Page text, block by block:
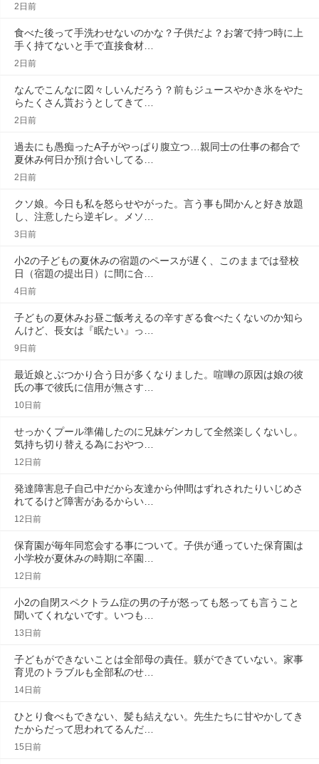
2日前
食べた後って手洗わせないのかな？子供だよ？お箸で持つ時に上
手く持てないと手で直接食材…
2日前
なんでこんなに図々しいんだろう？前もジュースやかき氷をやた
らたくさん貰おうとしてきて…
2日前
過去にも愚痴ったA子がやっぱり腹立つ…親同士の仕事の都合で
夏休み何日か預け合いしてる…
2日前
クソ娘。今日も私を怒らせやがった。言う事も聞かんと好き放題
し、注意したら逆ギレ。メソ…
3日前
小2の子どもの夏休みの宿題のペースが遅く、このままでは登校
日（宿題の提出日）に間に合…
4日前
子どもの夏休みお昼ご飯考えるの辛すぎる食べたくないのか知ら
んけど、長女は『眠たい』っ…
9日前
最近娘とぶつかり合う日が多くなりました。喧嘩の原因は娘の彼
氏の事で彼氏に信用が無さす…
10日前
せっかくプール準備したのに兄妹ゲンカして全然楽しくないし。
気持ち切り替える為におやつ…
12日前
発達障害息子自己中だから友達から仲間はずれされたりいじめさ
れてるけど障害があるからい…
12日前
保育園が毎年同窓会する事について。子供が通っていた保育園は
小学校が夏休みの時期に卒園…
12日前
小2の自閉スペクトラム症の男の子が怒っても怒っても言うこと
聞いてくれないです。いつも…
13日前
子どもができないことは全部母の責任。躾ができていない。家事
育児のトラブルも全部私のせ…
14日前
ひとり食べもできない、髪も結えない。先生たちに甘やかしてき
たからだって思われてるんだ…
15日前